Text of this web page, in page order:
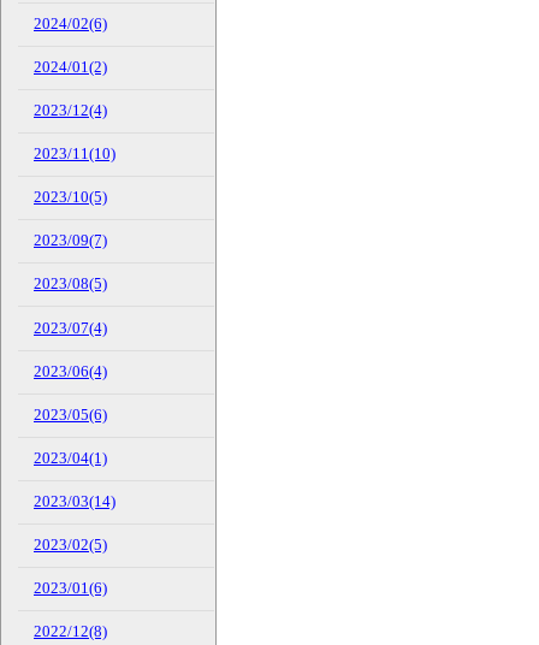
2024/02(6)
2024/01(2)
2023/12(4)
2023/11(10)
2023/10(5)
2023/09(7)
2023/08(5)
2023/07(4)
2023/06(4)
2023/05(6)
2023/04(1)
2023/03(14)
2023/02(5)
2023/01(6)
2022/12(8)